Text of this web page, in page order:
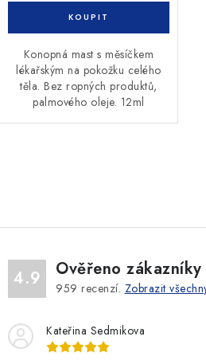
Konopná mast s měsíčkem
lékařským na pokožku celého
těla. Bez ropných produktů,
palmového oleje. 12ml
á
d
a
c
p
4.9 Ověřeno zákazníky
959 recenzí. Zobrazit
Kateřina Sedmikova